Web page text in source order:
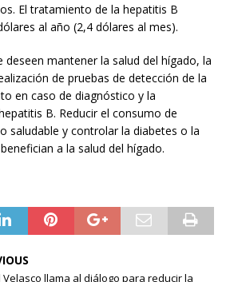
El tratamiento de la hepatitis B
al año (2,4 dólares al mes).
deseen mantener la salud del hígado, la
de pruebas de detección de la
en caso de diagnóstico y la
B. Reducir el consumo de
saludable y controlar la diabetes o la
a la salud del hígado.
llama al diálogo para reducir la